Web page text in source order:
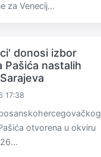
za Venecij...
donosi izbor
Pašića nastalih
17:38
otvorena u okviru